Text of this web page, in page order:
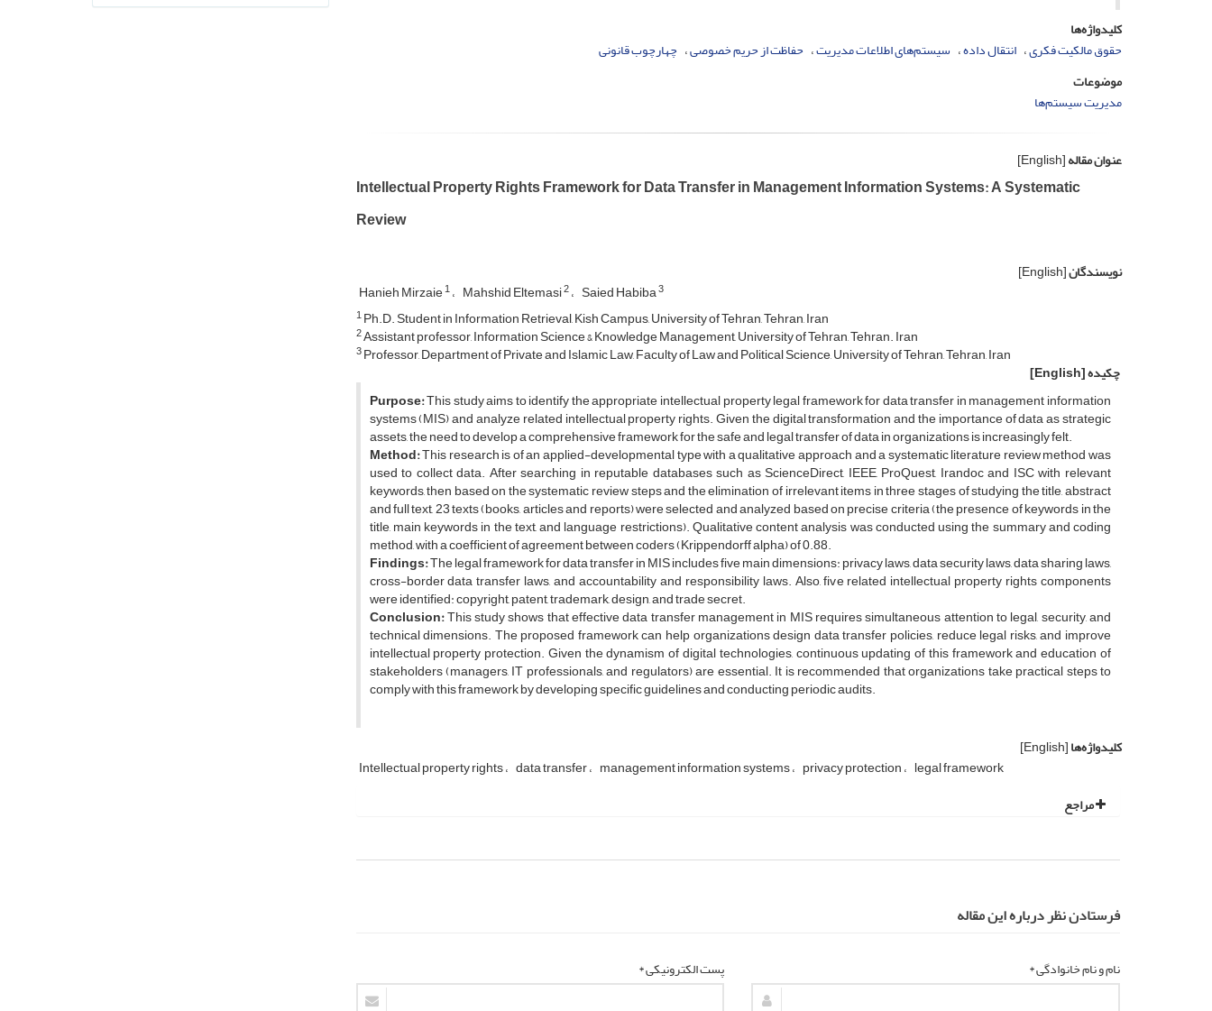
کلیدواژه‌ها
حقوق مالکیت فکری انتقال داده سیستم‌های اطلاعات مدیریت حفاظت از حریم خصوصی چهارچوب قانونی
موضوعات
مدیریت سیستم‌ها
عنوان مقاله[English]
Intellectual Property Rights Framework for Data Transfer in Management Information Systems: A Systematic
Review
نویسندگان[English]
Hanieh Mirzaie1 Mahshid Eltemasi2 Saied Habiba3
1Ph.D. Student in Information Retrieval, Kish Campus, University of Tehran, Tehran, Iran
2Assistant professor, Information Science & Knowledge Management, University of Tehran, Tehran. Iran
3Professor, Department of Private and Islamic Law, Faculty of Law and Political Science, University of Tehran, Tehran, Iran
چکیده[English]
Purpose:This study aims to identify the appropriate intellectual property legal framework for data transfer in management information
systems (MIS) and analyze related intellectual property rights. Given the digital transformation and the importance of data as strategic
assets, the need to develop a comprehensive framework for the safe and legal transfer of data in organizations is increasingly felt.
Method:This research is of an applied-developmental type with a qualitative approach and a systematic literature review method was
used to collect data. After searching in reputable databases such as ScienceDirect, IEEE, ProQuest, Irandoc and ISC with relevant
keywords, then based on the systematic review steps and the elimination of irrelevant items in three stages of studying the title, abstract
and full text, 23 texts (books, articles and reports) were selected and analyzed based on precise criteria (the presence of keywords in the
title, main keywords in the text, and language restrictions). Qualitative content analysis was conducted using the summary and coding
method, with a coefficient of agreement between coders (Krippendorff alpha) of 0.88.
Findings:The legal framework for data transfer in MIS includes five main dimensions: privacy laws, data security laws, data sharing laws,
cross-border data transfer laws, and accountability and responsibility laws. Also, five related intellectual property rights components
were identified: copyright, patent, trademark, design, and trade secret.
Conclusion:This study shows that effective data transfer management in MIS requires simultaneous attention to legal, security, and
technical dimensions. The proposed framework can help organizations design data transfer policies, reduce legal risks, and improve
intellectual property protection. Given the dynamism of digital technologies, continuous updating of this framework and education of
stakeholders (managers, IT professionals, and regulators) are essential. It is recommended that organizations take practical steps to
comply with this framework by developing specific guidelines and conducting periodic audits.
کلیدواژه‌ها[English]
Intellectual property rights data transfer management information systems privacy protection legal framework
مراجع
فرستادن نظر درباره این مقاله
نام و نام خانوادگی * پست الکترونیکی *